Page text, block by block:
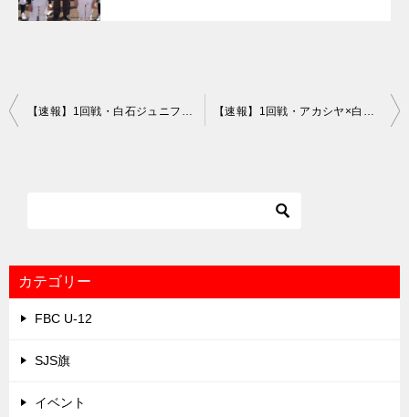
投
シ
ョ
【速報】1回戦・白石ジュニフェ×北白石＜春季大会＞ 【速報】1回戦・アカシヤ×白菊＜春季大会＞
カテゴリー
FBC U-12
SJS旗
イベント